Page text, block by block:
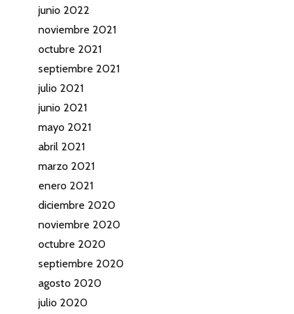
junio 2022
noviembre 2021
octubre 2021
septiembre 2021
julio 2021
junio 2021
mayo 2021
abril 2021
marzo 2021
enero 2021
diciembre 2020
noviembre 2020
octubre 2020
septiembre 2020
agosto 2020
julio 2020